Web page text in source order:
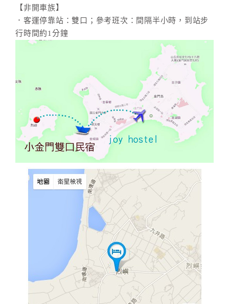
【非開車族】
．客運停靠站：雙口；參考班次：間隔半小時，到站步
行時間約1分鐘